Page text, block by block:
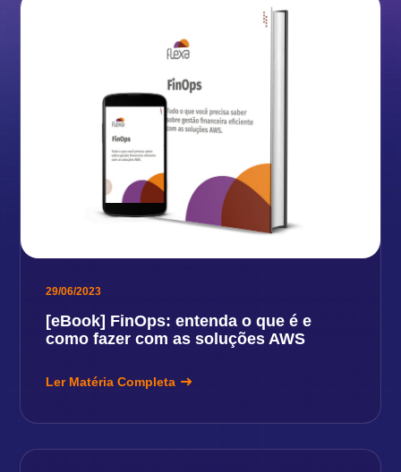
29/06/2023
[eBook] FinOps: entenda o que é e
como fazer com as soluções AWS
Ler Matéria Completa